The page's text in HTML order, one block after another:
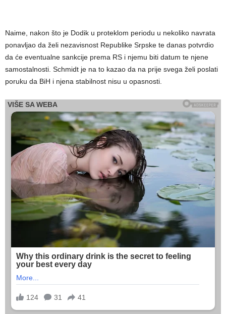
Naime, nakon što je Dodik u proteklom periodu u nekoliko navrata
ponavljao da želi nezavisnost Republike Srpske te danas potvrdio
da će eventualne sankcije prema RS i njemu biti datum te njene
samostalnosti. Schmidt je na to kazao da na prije svega želi poslati
poruku da BiH i njena stabilnost nisu u opasnosti.